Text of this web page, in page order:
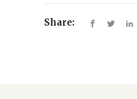
Share: